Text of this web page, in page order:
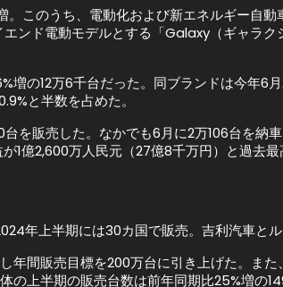
このうち、電動化および新エネルギー自
ンド電動モデルとする「Galaxy（ギャラ
の12万6千台だった。同ブランドは今年6
と半数を占めた。
を販売した。なかでも6月に2万106台を
1億2,600万人民元（27億8千万円）と過去
年上半期には30カ国で販売。吉利汽車と
年間販売目標を200万台に引き上げた。ま
上半期の販売台数は前年同期比25%増の